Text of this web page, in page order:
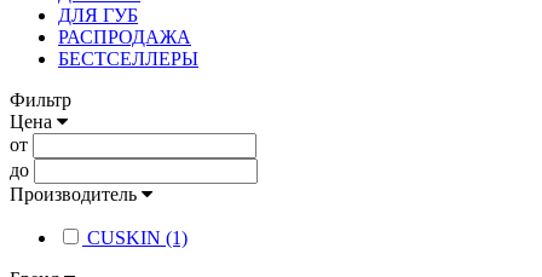
ДЛЯ ГУБ
РАСПРОДАЖА
БЕСТСЕЛЛЕРЫ
Фильтр
Цена
от
до
Производитель
CUSKIN (1)